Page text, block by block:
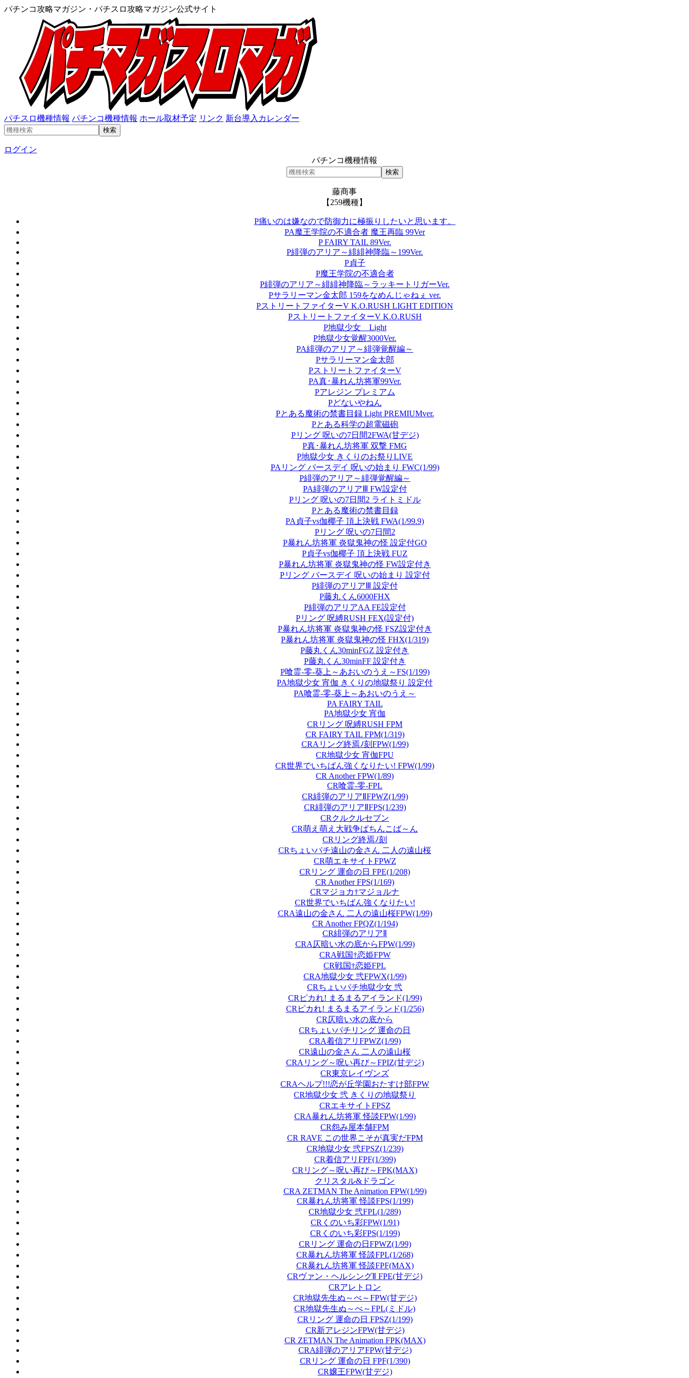
パチンコ攻略マガジン・パチスロ攻略マガジン公式サイト
パチスロ機種情報 パチンコ機種情報 ホール取材予定 リンク 新台導入カレンダー
ログイン
パチンコ機種情報
藤商事
【259機種】
P痛いのは嫌なので防御力に極振りしたいと思います。
PA魔王学院の不適合者 魔王再臨 99Ver
P FAIRY TAIL 89Ver.
P緋弾のアリア～緋緋神降臨～199Ver.
P貞子
P魔王学院の不適合者
P緋弾のアリア～緋緋神降臨～ラッキートリガーVer.
Pサラリーマン金太郎 159をなめんじゃねぇ ver.
PストリートファイターV K.O.RUSH LIGHT EDITION
PストリートファイターV K.O.RUSH
P地獄少女 Light
P地獄少女覚醒3000Ver.
PA緋弾のアリア～緋弾覚醒編～
Pサラリーマン金太郎
PストリートファイターV
PA真･暴れん坊将軍99Ver.
Pアレジン プレミアム
Pどないやねん
Pとある魔術の禁書目録 Light PREMIUMver.
Pとある科学の超電磁砲
Pリング 呪いの7日間2FWA(甘デジ)
P真･暴れん坊将軍 双撃 FMG
P地獄少女 きくりのお祭りLIVE
PAリング バースデイ 呪いの始まり FWC(1/99)
P緋弾のアリア～緋弾覚醒編～
PA緋弾のアリアⅢ FW設定付
Pリング 呪いの7日間2 ライトミドル
Pとある魔術の禁書目録
PA貞子vs伽椰子 頂上決戦 FWA(1/99.9)
Pリング 呪いの7日間2
P暴れん坊将軍 炎獄鬼神の怪 設定付GO
P貞子vs伽椰子 頂上決戦 FUZ
P暴れん坊将軍 炎獄鬼神の怪 FW設定付き
Pリング バースデイ 呪いの始まり 設定付
P緋弾のアリアⅢ 設定付
P藤丸くん6000FHX
P緋弾のアリアAA FE設定付
Pリング 呪縛RUSH FEX(設定付)
P暴れん坊将軍 炎獄鬼神の怪 FSZ設定付き
P暴れん坊将軍 炎獄鬼神の怪 FHX(1/319)
P藤丸くん30minFGZ 設定付き
P藤丸くん30minFF 設定付き
P喰霊-零-葵上～あおいのうえ～FS(1/199)
PA地獄少女 宵伽 きくりの地獄祭り 設定付
PA喰霊-零-葵上～あおいのうえ～
PA FAIRY TAIL
PA地獄少女 宵伽
CRリング 呪縛RUSH FPM
CR FAIRY TAIL FPM(1/319)
CRAリング終焉ﾉ刻FPW(1/99)
CR地獄少女 宵伽FPU
CR世界でいちばん強くなりたい! FPW(1/99)
CR Another FPW(1/89)
CR喰霊-零-FPL
CR緋弾のアリアⅡFPWZ(1/99)
CR緋弾のアリアⅡFPS(1/239)
CRクルクルセブン
CR萌え萌え大戦争ぱちんこば～ん
CRリング終焉ﾉ刻
CRちょいパチ遠山の金さん 二人の遠山桜
CR萌エキサイトFPWZ
CRリング 運命の日 FPE(1/208)
CR Another FPS(1/169)
CRマジョカ†マジョルナ
CR世界でいちばん強くなりたい!
CRA遠山の金さん 二人の遠山桜FPW(1/99)
CR Another FPQZ(1/194)
CR緋弾のアリアⅡ
CRA仄暗い水の底からFPW(1/99)
CRA戦国†恋姫FPW
CR戦国†恋姫FPL
CRA地獄少女 弐FPWX(1/99)
CRちょいパチ地獄少女 弐
CRピカれ! まるまるアイランド(1/99)
CRピカれ! まるまるアイランド(1/256)
CR仄暗い水の底から
CRちょいパチリング 運命の日
CRA着信アリFPWZ(1/99)
CR遠山の金さん 二人の遠山桜
CRAリング～呪い再び～FPIZ(甘デジ)
CR東京レイヴンズ
CRAヘルプ!!!恋が丘学園おたすけ部FPW
CR地獄少女 弐 きくりの地獄祭り
CRエキサイトFPSZ
CRA暴れん坊将軍 怪談FPW(1/99)
CR怨み屋本舗FPM
CR RAVE この世界こそが真実だFPM
CR地獄少女 弐FPSZ(1/239)
CR着信アリFPF(1/399)
CRリング～呪い再び～FPK(MAX)
クリスタル&ドラゴン
CRA ZETMAN The Animation FPW(1/99)
CR暴れん坊将軍 怪談FPS(1/199)
CR地獄少女 弐FPL(1/289)
CRくのいち彩FPW(1/91)
CRくのいち彩FPS(1/199)
CRリング 運命の日FPWZ(1/99)
CR暴れん坊将軍 怪談FPL(1/268)
CR暴れん坊将軍 怪談FPF(MAX)
CRヴァン・ヘルシングⅡ FPE(甘デジ)
CRアレトロン
CR地獄先生ぬ～べ～FPW(甘デジ)
CR地獄先生ぬ～べ～FPL(ミドル)
CRリング 運命の日 FPSZ(1/199)
CR新アレジンFPW(甘デジ)
CR ZETMAN The Animation FPK(MAX)
CRA緋弾のアリアFPW(甘デジ)
CRリング 運命の日 FPF(1/390)
CR嬢王FPW(甘デジ)